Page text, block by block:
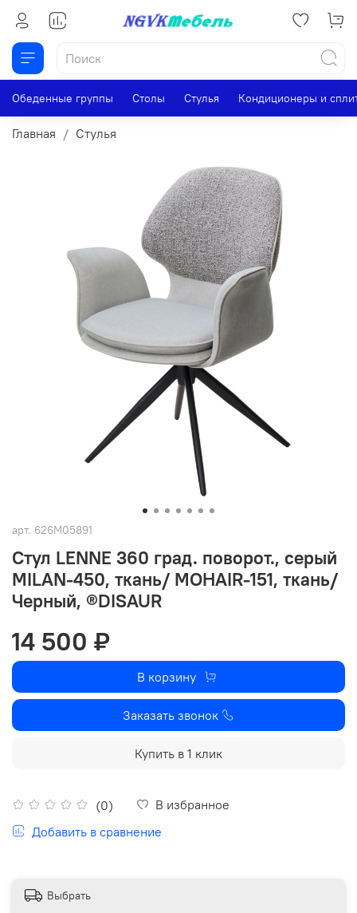
Обеденные группы Столы Стулья Кондиционеры и
Главная Стулья
арт. 626M05891
Стул LENNE 360 град. поворот., серый
MILAN-450, ткань/ MOHAIR-151, ткань/
Черный, ®DISAUR
(0)
В избранное
Добавить в сравнение
14 500 ₽
В корзину
Заказать звонок
Купить в 1 клик
Выбрать